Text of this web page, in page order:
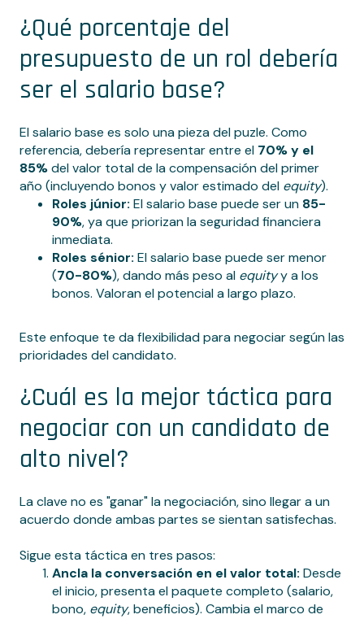
¿Qué porcentaje del
presupuesto de un rol debería
ser el salario base?
El salario base es solo una pieza del puzle. Como
referencia, debería representar entre el 70% y el
85%del valor total de la compensación del primer
año (incluyendo bonos y valor estimado del equity).
Roles júnior: El salario base puede ser un 85-
90%, ya que priorizan la seguridad financiera
inmediata.
Roles sénior: El salario base puede ser menor
(70-80%), dando más peso al equityy a los
bonos. Valoran el potencial a largo plazo.
Este enfoque te da flexibilidad para negociar según las
prioridades del candidato.
¿Cuál es la mejor táctica para
negociar con un candidato de
alto nivel?
La clave no es "ganar" la negociación, sino llegar a un
acuerdo donde ambas partes se sientan satisfechas.
Sigue esta táctica en tres pasos:
Ancla la conversación en el valor total: Desde
el inicio, presenta el paquete completo (salario,
bono, equity, beneficios). Cambia el marco de